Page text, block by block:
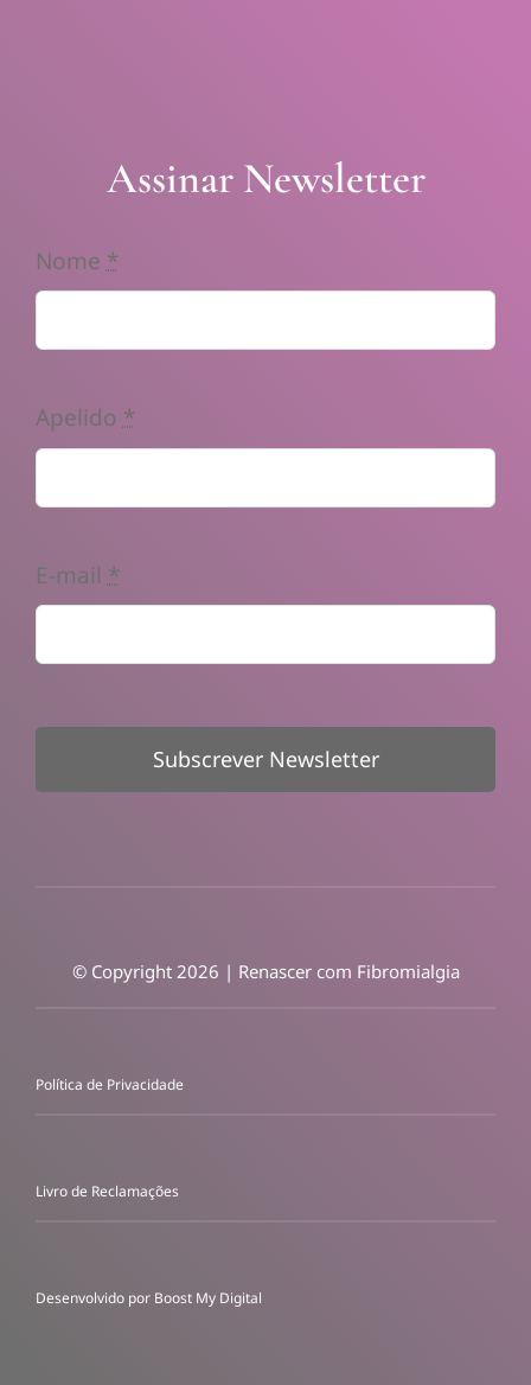
Assinar Newsletter
Nome *
Apelido*
E-mail *
Subscrever Newsletter
© Copyright 2026 | Renascer com Fibromialgia
Política de Privacidade
Livro de Reclamações
Desenvolvido por Boost My Digital